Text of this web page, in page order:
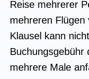
Reise mehrerer
mehreren Flügen
Klausel kann
Buchungsgebühr
mehrere Male